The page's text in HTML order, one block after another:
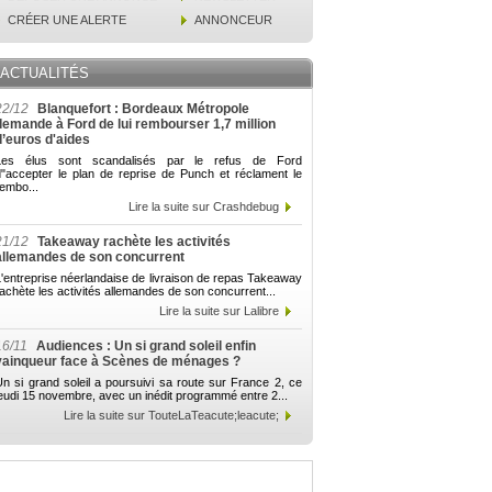
CRÉER UNE ALERTE
ANNONCEUR
ACTUALITÉS
12
Blanquefort : Bordeaux Métropole
à Ford de lui rembourser 1,7 million
d'aides
élus sont scandalisés par le refus de Ford
le plan de reprise de Punch et réclament le
Lire la suite sur Crashdebug
12 Takeaway rachète les activités
de son concurrent
néerlandaise de livraison de repas Takeaway
les activités allemandes de son concurrent...
Lire la suite sur Lalibre
11
Audiences : Un si grand soleil enfin
face à Scènes de ménages ?
si grand soleil a poursuivi sa route sur France 2, ce
15 novembre, avec un inédit programmé entre 2...
Lire la suite sur TouteLaTeacute;leacute;